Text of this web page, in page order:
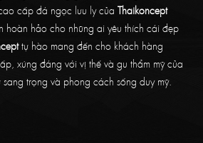
cấp đá ngọc lưu ly của Thaikoncept
hoàn hảo cho những ai yêu thích cái đẹp
tự hào mang đến cho khách hàng
xứng đáng với vị thế và gu thẩm mỹ của
trọng và phong cách sống duy mỹ.